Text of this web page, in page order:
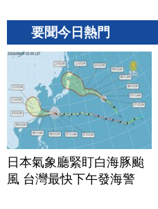
要聞今日熱門
日本氣象廳緊盯白海豚颱
風 台灣最快下午發海警